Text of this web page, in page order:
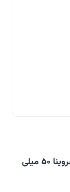
ژل روشن کننده پوست صورت و گردن سروینا ۵۰ میلی